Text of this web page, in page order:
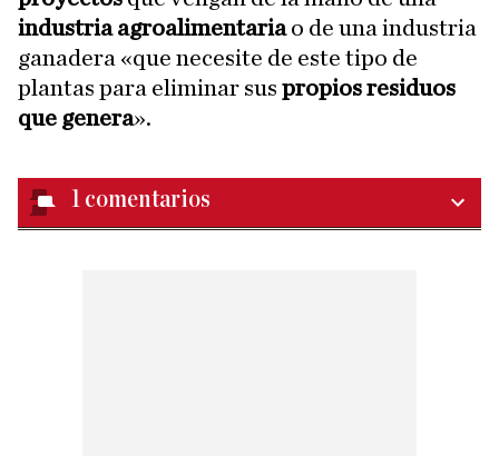
industria agroalimentariao de una industria
ganadera «que necesite de este tipo de
plantas para eliminar sus propios residuos
que genera».
1 comentarios